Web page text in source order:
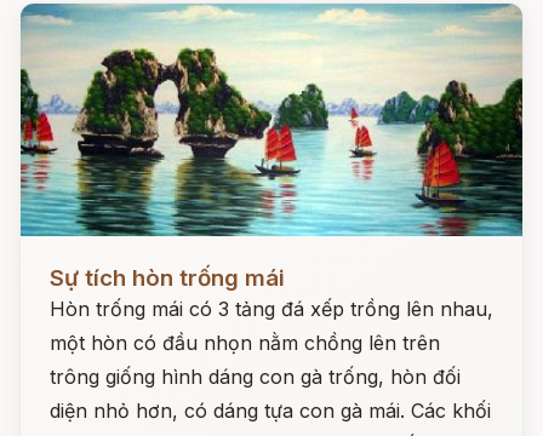
Sự tích hòn trống mái
Hòn trống mái có 3 tảng đá xếp trồng lên nhau,
một hòn có đầu nhọn nằm chồng lên trên
trông giống hình dáng con gà trống, hòn đối
diện nhỏ hơn, có dáng tựa con gà mái. Các khối